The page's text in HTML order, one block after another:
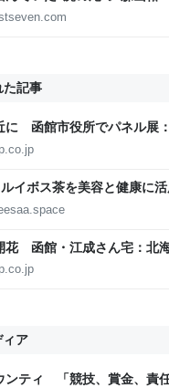
総理の“個人的なSNS投稿
た記事
に 函館市役所でパネル展
イボス茶を美容と健康に
花 函館・江成さん宅：北
ィア
ンティ 「競技、賞金、責